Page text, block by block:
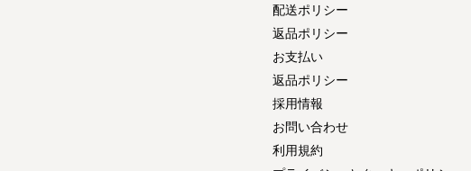
配送ポリシー
返品ポリシー
お支払い
返品ポリシー
採用情報
お問い合わせ
利用規約